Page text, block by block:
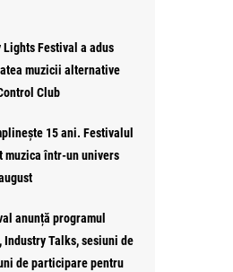
Festival a adus
muzicii alternative
Club
15 ani. Festivalul
muzica într-un univers
anunță programul
Industry Talks, sesiuni de
de participare pentru